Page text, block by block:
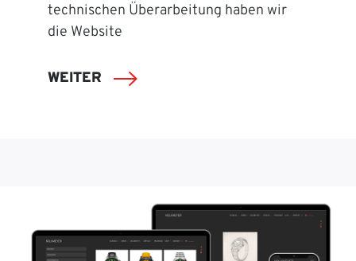
technischen Überarbeitung haben wir
die Website
WEITER